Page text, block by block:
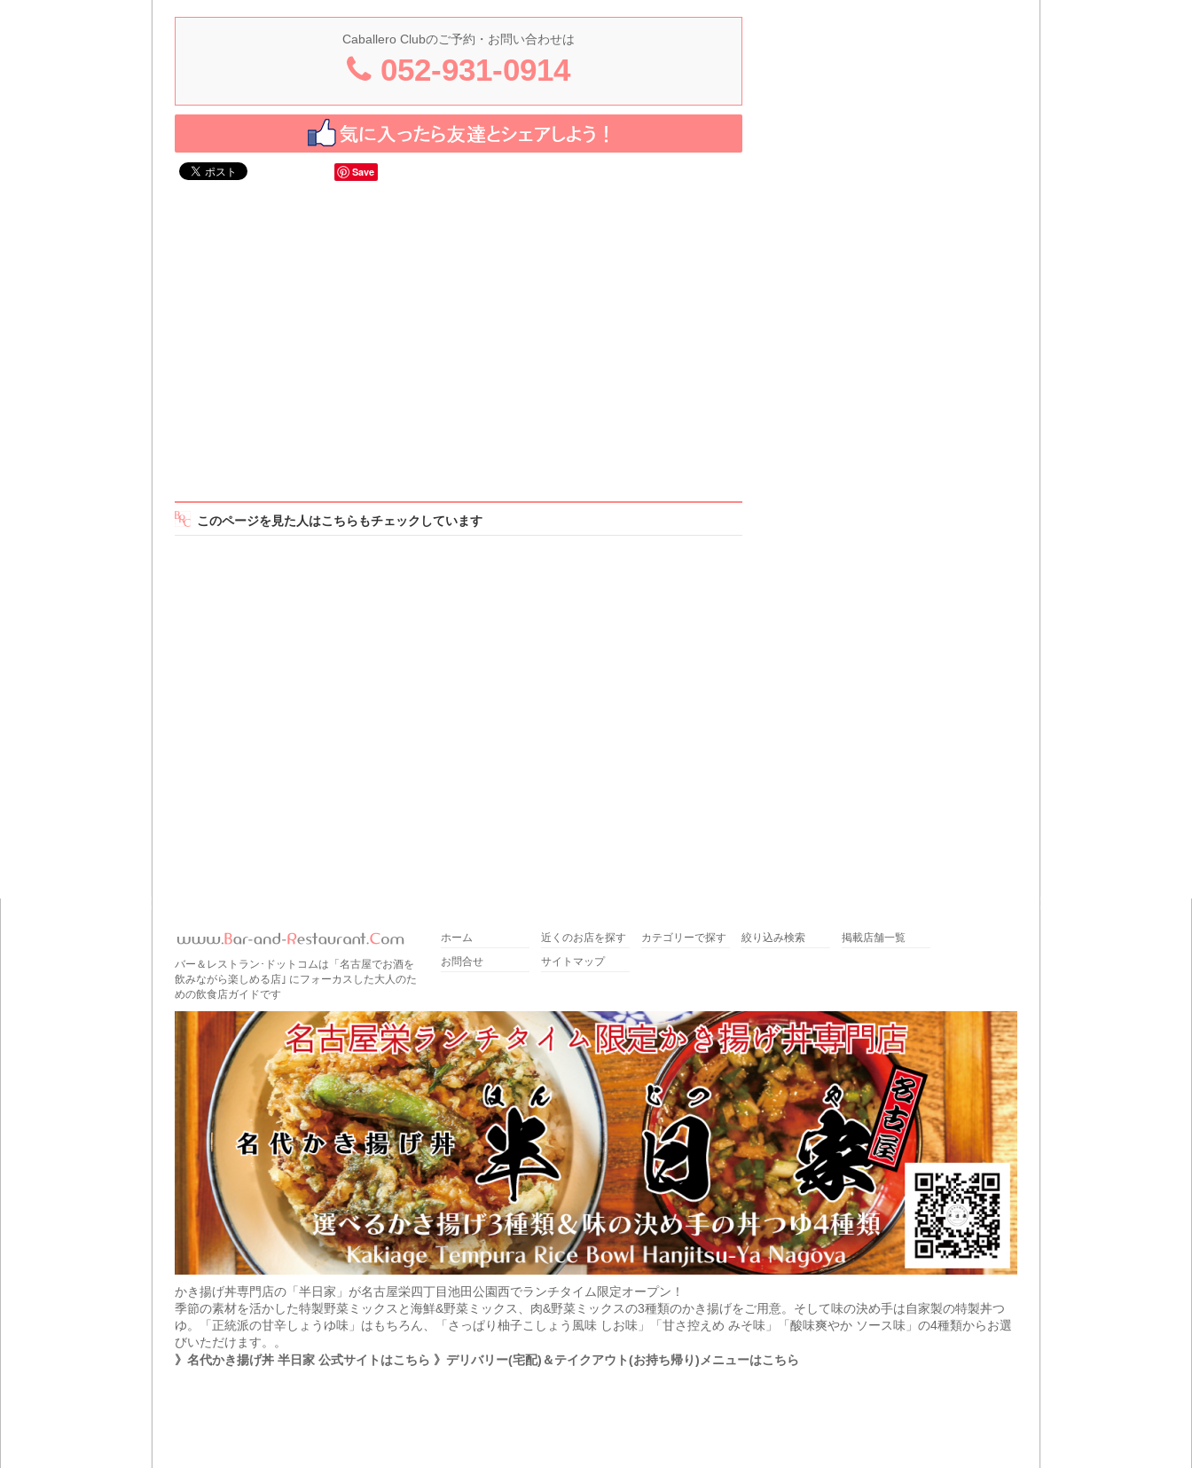
Caballero Clubのご予約・お問い合わせは
052-931-0914
Save
このページを見た人はこちらもチェックしています
バー＆レストラン･ドットコムは「名古屋でお酒を
飲みながら楽しめる店｣ にフォーカスした大人のた
めの飲食店ガイドです
ホーム 近くのお店を探す カテゴリーで探す 絞り込み検索
掲載店舗一覧
お問合せ
サイトマップ
かき揚げ丼専門店の「半日家」が名古屋栄四丁目池田公園西でランチタイム限定オープン！
季節の素材を活かした特製野菜ミックスと海鮮&野菜ミックス、肉&野菜ミックスの3種類のかき揚げをご用意。そして味の決め手は自家製の特製丼つ
ゆ。「正統派の甘辛しょうゆ味」はもちろん、「さっぱり柚子こしょう風味 しお味」「甘さ控えめ みそ味」「酸味爽やか ソース味」の4種類からお選
びいただけます。。
》名代かき揚げ丼 半日家 公式サイトはこちら 》デリバリー(宅配)＆テイクアウト(お持ち帰り)メニューはこちら